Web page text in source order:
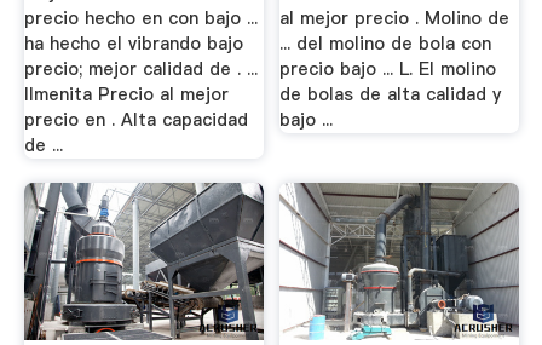
precio hecho en con bajo ...
ha hecho el vibrando bajo
precio; mejor calidad de . ...
Ilmenita Precio al mejor
precio en . Alta capacidad
de ...
al mejor precio . Molino de
... del molino de bola con
precio bajo ... L. El molino
de bolas de alta calidad y
bajo ...